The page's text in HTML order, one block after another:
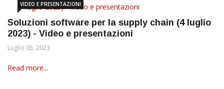
VIDEO E PRESENTAZIONI
Soluzioni software per la supply chain (4 luglio
2023) - Video e presentazioni
Luglio 05, 2023
Read more...